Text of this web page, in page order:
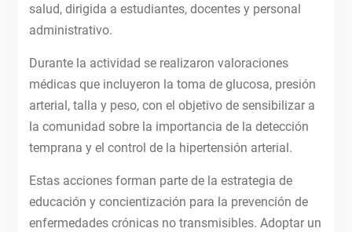
salud, dirigida a estudiantes, docentes y personal
administrativo.
Durante la actividad se realizaron valoraciones
médicas que incluyeron la toma de glucosa, presión
arterial, talla y peso, con el objetivo de sensibilizar a
la comunidad sobre la importancia de la detección
temprana y el control de la hipertensión arterial.
Estas acciones forman parte de la estrategia de
educación y concientización para la prevención de
enfermedades crónicas no transmisibles. Adoptar un